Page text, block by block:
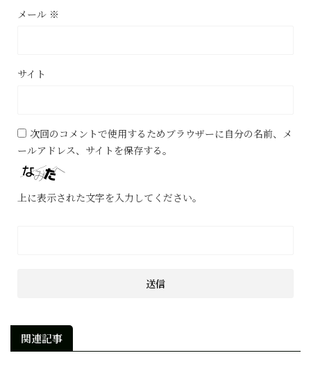
メール ※
サイト
次回のコメントで使用するためブラウザーに自分の名前、メ
ールアドレス、サイトを保存する。
上に表示された文字を入力してください。
関連記事